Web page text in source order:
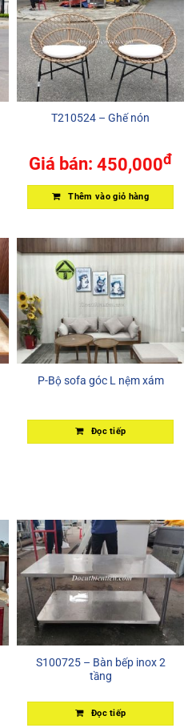
T210524 – Ghế nón
Giá bán: 450,000đ
Thêm vào giỏ hàng
P-Bộ sofa góc L nệm xám
Đọc tiếp
S100725 – Bàn bếp inox 2
tầng
Đọc tiếp